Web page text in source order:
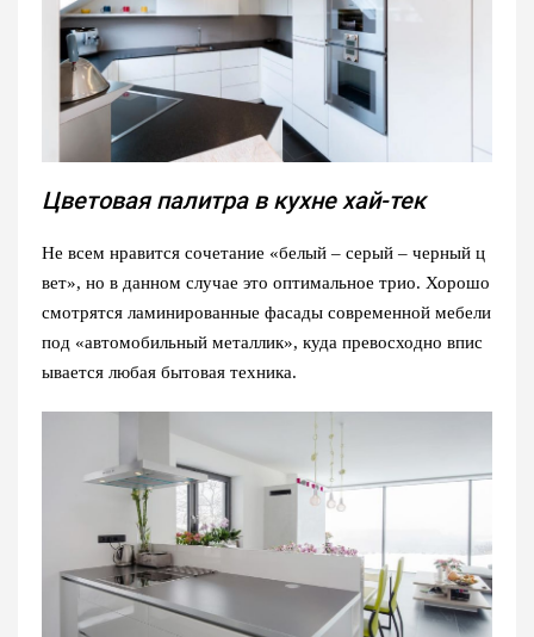
Цветовая палитра в кухне хай-тек
Не всем нравится сочетание «белый – серый – черный ц
вет», но в данном случае это оптимальное трио. Хорошо
смотрятся ламинированные фасады современной мебели
под «автомобильный металлик», куда превосходно впис
ывается любая бытовая техника.